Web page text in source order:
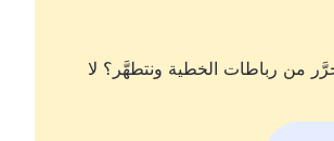
من رباطات الخطية ونتطهَّر؟ لا